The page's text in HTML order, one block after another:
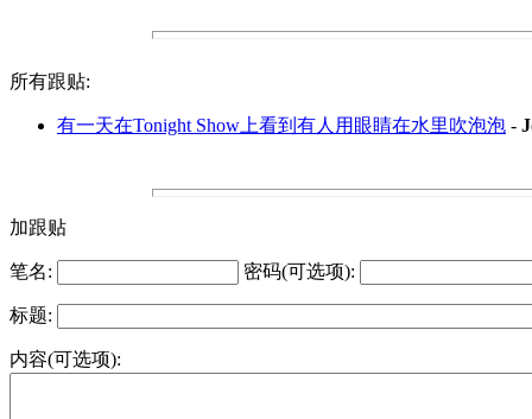
所有跟贴:
有一天在Tonight Show上看到有人用眼睛在水里吹泡泡 -
加跟贴
笔名: 密码(可选项):
标题:
内容(可选项):